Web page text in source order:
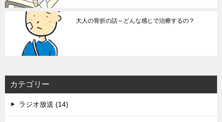
大人の骨折の話～どんな感じで治療するの？
カテゴリー
ラジオ放送 (14)